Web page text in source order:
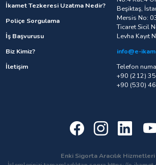
İkamet Tezkeresi Uzatma Nedir?
Poliçe Sorgulama
İş Başvurusu
Biz Kimiz?
İletişim
Beşiktaş,
Mersis No:
Ticaret Sicil
Levha Kayıt
info@e-
Telefon
+90 (212)
+90 (530)
Enki Sigorta Aracılık Hizmetleri